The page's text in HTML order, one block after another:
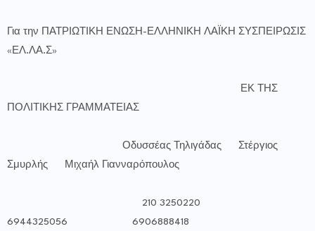
Για την ΠΑΤΡΙΩΤΙΚΗ ΕΝΩΣΗ-ΕΛΛΗΝΙΚΗ ΛΑΪΚΗ ΣΥΣΠΕΙΡΩΣΙΣ
«ΕΛ.ΛΑ.Σ»
ΕΚ ΤΗΣ
ΠΟΛΙΤΙΚΗΣ ΓΡΑΜΜΑΤΕΙΑΣ
Οδυσσέας Τηλιγάδας Στέργιος
Σμυρλής Μιχαήλ Γιανναρόπουλος
210 3250220
6944325056 6906888418